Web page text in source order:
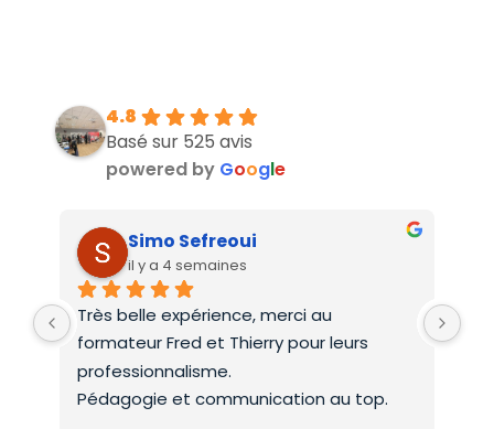
4.8
Basé sur 525 avis
powered by Google
Simo Sefreoui
il y a 4 semaines
Très belle expérience, merci au
formateur Fred et Thierry pour leurs
professionnalisme.
Pédagogie et communication au top.